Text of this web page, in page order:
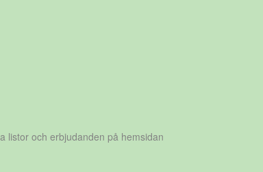
listor och erbjudanden på hemsidan